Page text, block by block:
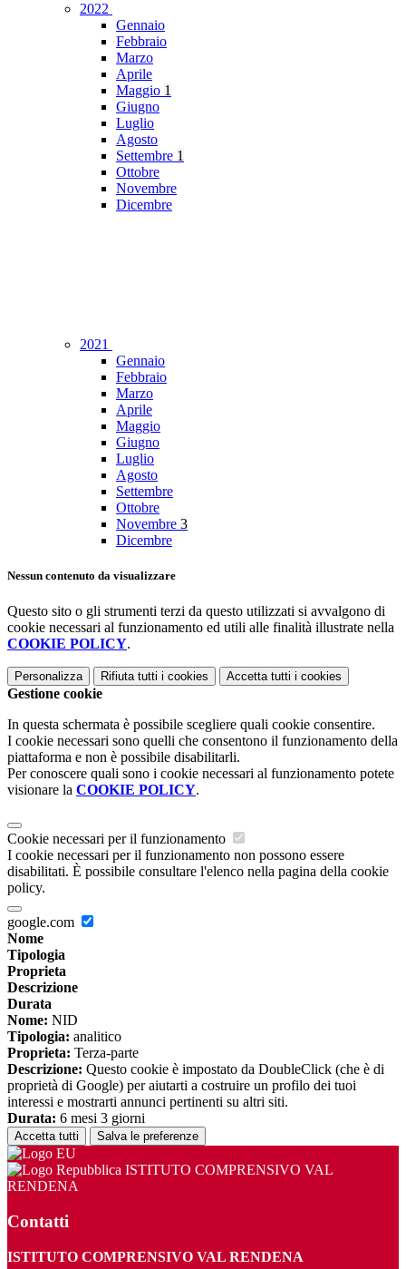
2022
Gennaio
Febbraio
Marzo
Aprile
Maggio 1
Giugno
Luglio
Agosto
Settembre 1
Ottobre
Novembre
Dicembre
2021
Gennaio
Febbraio
Marzo
Aprile
Maggio
Giugno
Luglio
Agosto
Settembre
Ottobre
Novembre 3
Dicembre
Nessun contenuto da visualizzare
Questo sito o gli strumenti terzi da questo utilizzati si avvalgono di
cookie necessari al funzionamento ed utili alle finalità illustrate nella
COOKIE POLICY.
Personalizza Rifiuta tutti i cookies Accetta tutti i cookies
Gestione cookie
In questa schermata è possibile scegliere quali cookie consentire.
I cookie necessari sono quelli che consentono il funzionamento della
piattaforma e non è possibile disabilitarli.
Per conoscere quali sono i cookie necessari al funzionamento potete
visionare la COOKIE POLICY.
Cookie necessari per il funzionamento
I cookie necessari per il funzionamento non possono essere
disabilitati. È possibile consultare l'elenco nella pagina della cookie
policy.
google.com
Nome
Tipologia
Proprieta
Descrizione
Durata
Nome: NID
Tipologia: analitico
Proprieta: Terza-parte
Descrizione: Questo cookie è impostato da DoubleClick (che è di
proprietà di Google) per aiutarti a costruire un profilo dei tuoi
interessi e mostrarti annunci pertinenti su altri siti.
Durata: 6 mesi 3 giorni
Accetta tutti Salva le preferenze
ISTITUTO COMPRENSIVO VAL
RENDENA
Contatti
ISTITUTO COMPRENSIVO VAL RENDENA